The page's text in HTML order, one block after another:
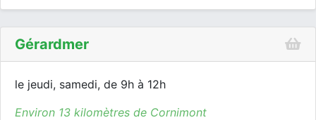
Gérardmer
le jeudi, samedi, de 9h à 12h
Environ 13 kilomètres de Cornimont